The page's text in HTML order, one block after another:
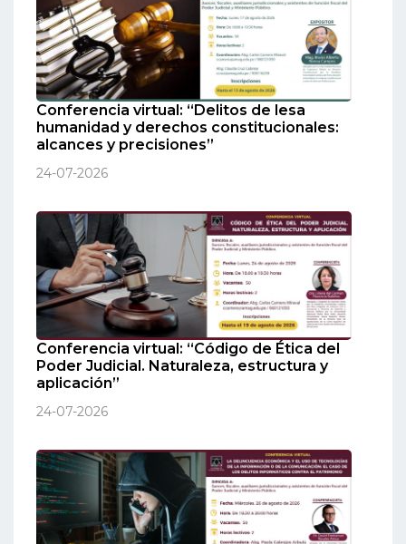
Conferencia virtual: “Delitos de lesa
humanidad y derechos constitucionales:
alcances y precisiones”
24-07-2026
Conferencia virtual: “Código de Ética del
Poder Judicial. Naturaleza, estructura y
aplicación”
24-07-2026